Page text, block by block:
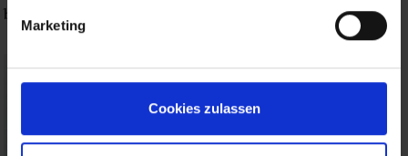
Marketing
Cookies zulassen
begleitet mich bis heute.
Lena Schilling, geboren 2001,
gründete 2020 den Jugendrat,
eine Jugendorganisation, die
Lobautunnels die größten